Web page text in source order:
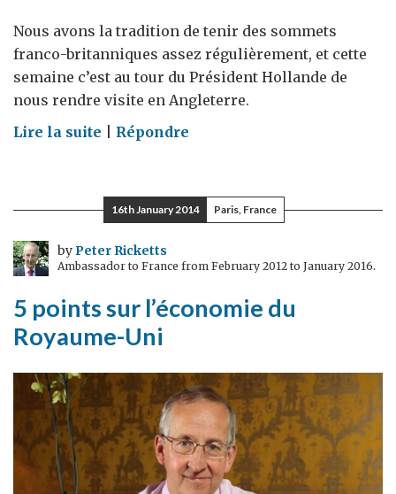
Nous avons la tradition de tenir des sommets
franco-britanniques assez régulièrement, et cette
semaine c’est au tour du Président Hollande de
nous rendre visite en Angleterre.
Lire la suite on
Royaume-
Uni
/
France
Répondre
16th January 2014 Paris, France
byPeter Ricketts
Ambassador to France from February 2012 to January 2016.
5 points sur l’économie du
Royaume-Uni